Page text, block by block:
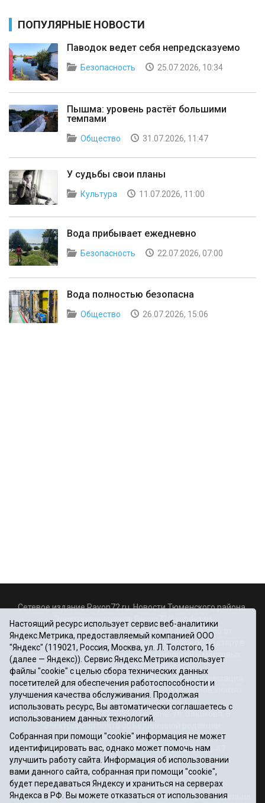
ПОПУЛЯРНЫЕ НОВОСТИ
Паводок ведет себя непредсказуемо
Безопасность 25.07.2026, 10:34
Пышма: уровень растёт большими
темпами
Общество 31.07.2026, 11:47
У судьбы свои планы
Культура 11.07.2026, 11:00
Вода прибывает ежедневно
Безопасность 22.07.2026, 07:00
Вода полностью безопасна
Общество 26.07.2026, 15:06
Сетевое издание Rayon72.ru. Новости Тюменского района.
Rayon72@yandex.ru
Регистрационный номер СМИ Эл № ФС77-67956 от
06.12.2016г., выдано Федеральной службой по надзору в
сфере связи, информационных технологий и массовых
коммуникаций (Роскомнадзор)
Учредитель: Автономная некоммерческая организация
«Информационно-издательский центр «Красное знамя».
Главный редактор Некрасова Т. В.
Почтовый адрес: 625031 г.Тюмень. ул. Шишкова, 6
Электронная почта объединенной редакции:
krasnoeznam@rambler.ru
Телефоны 8 (3452) 34-80-60, 69-56-73, 69-56-47
Политика оператора
Информация об учреждении
Публичная оферта
При использовании материалов ссылка на сайт обязательна.
Настоящий ресурс использует сервис веб-аналитики
Яндекс.Метрика, предоставляемый компанией ООО
"Яндекс" (119021, Россия, Москва, ул. Л. Толстого, 16
(далее — Яндекс)). Сервис Яндекс.Метрика использует
файлы "cookie" с целью сбора технических данных
посетителей для обеспечения работоспособности и
улучшения качества обслуживания. Продолжая
использовать ресурс, Вы автоматически соглашаетесь с
использованием данных технологий.
Собранная при помощи "cookie" информация не может
идентифицировать вас, однако может помочь нам
улучшить работу сайта. Информация об использовании
вами данного сайта, собранная при помощи "cookie",
будет передаваться Яндексу и храниться на серверах
Яндекса в РФ. Вы можете отказаться от использования